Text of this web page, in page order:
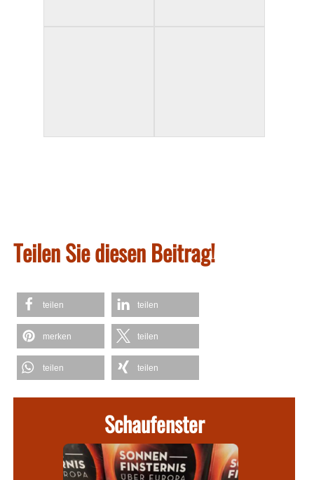
Teilen Sie diesen Beitrag!
teilen teilen
merken teilen
teilen teilen
Schaufenster